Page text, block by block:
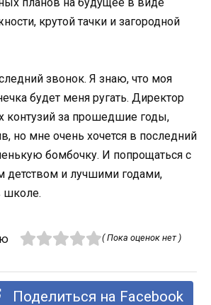
крутой тачки и загородной
звонок. Я знаю, что моя
будет меня ругать. Директор
контузий за прошедшие годы,
но мне очень хочется в последний
бомбочку. И попрощаться с
детством и лучшими годами,
школе.
( Пока оценок нет )
Поделиться на Facebook